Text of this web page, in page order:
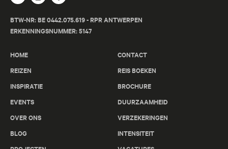
BTW-NR: BE 0442.075.619 - RPR ANTWERPEN
ERKENNINGSNUMMER: 5147
HOME
REIZEN
INSPIRATIE
EVENTS
OVER ONS
BLOG
CONTACT
REIS BOEKEN
BROCHURE
DUURZAAMHEID
VERZEKERINGEN
INTENSITEIT